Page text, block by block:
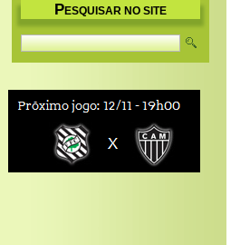
PESQUISAR NO SITE